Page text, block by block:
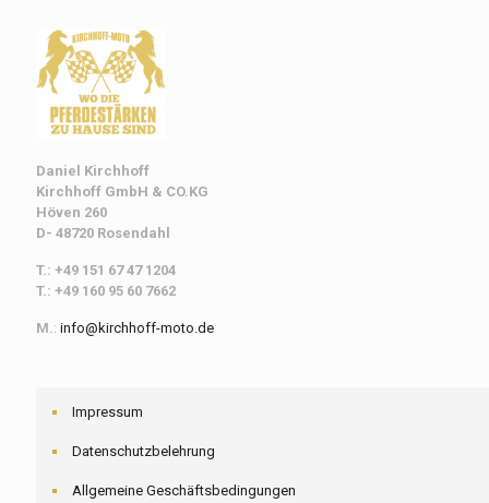
Daniel Kirchhoff
Kirchhoff GmbH & CO.KG
Höven 260
D- 48720 Rosendahl
T.: +49 151 67 47 1204
T.: +49 160 95 60 7662
M.: info@kirchhoff-moto.de
Impressum
Datenschutzbelehrung
Allgemeine Geschäftsbedingungen